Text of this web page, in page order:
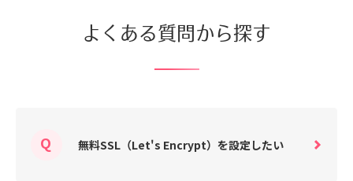
サイト内検索についてよくある質問から探す
無料SSL（Let's Encrypt）を設定したい